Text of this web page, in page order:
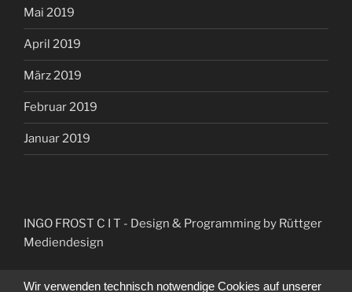
Mai 2019
April 2019
März 2019
Februar 2019
Januar 2019
INGO FROST C I T - Design & Programming by Rüttger
Mediendesign
Wir verwenden technisch notwendige Cookies auf unserer